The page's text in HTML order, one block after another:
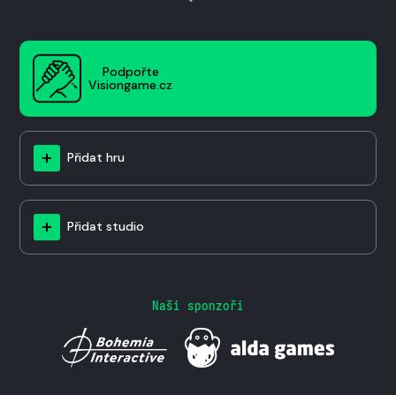
Podpořte
Visiongame.cz
Přidat hru
Přidat studio
Naši sponzoři